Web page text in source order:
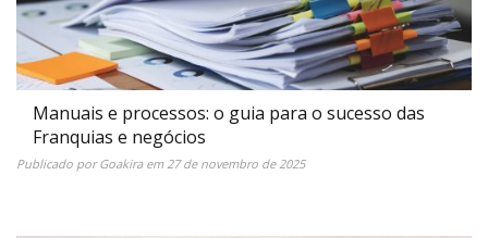
Manuais e processos: o guia para o sucesso das
Franquias e negócios
Publicado porGoakiraem 27 de novembro de 2025